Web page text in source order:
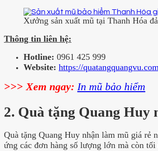
Xưởng sản xuất mũ tại Thanh Hóa
Thông tin liên hệ:
Hotline: 0961 425 999
Website: https://
>>> Xem ngay: In mũ bảo hiểm
2. Quà tặng Quang Huy
Quà tặng Quang Huy nhận làm mũ giá
ứng các đơn hàng số lượng lớn mà còn